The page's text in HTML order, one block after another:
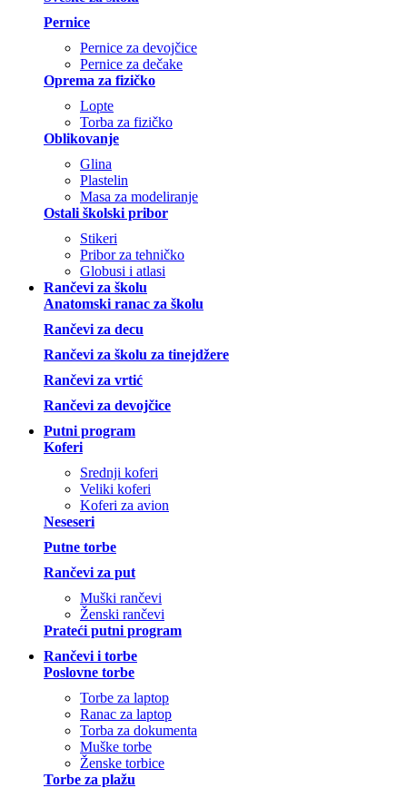
Pernice
Pernice za devojčice
Pernice za dečake
Oprema za fizičko
Lopte
Torba za fizičko
Oblikovanje
Glina
Plastelin
Masa za modeliranje
Ostali školski pribor
Stikeri
Pribor za tehničko
Globusi i atlasi
Rančevi za školu
Anatomski ranac za školu
Rančevi za decu
Rančevi za školu za tinejdžere
Rančevi za vrtić
Rančevi za devojčice
Putni program
Koferi
Srednji koferi
Veliki koferi
Koferi za avion
Neseseri
Putne torbe
Rančevi za put
Muški rančevi
Ženski rančevi
Prateći putni program
Rančevi i torbe
Poslovne torbe
Torbe za laptop
Ranac za laptop
Torba za dokumenta
Muške torbe
Ženske torbice
Torbe za plažu